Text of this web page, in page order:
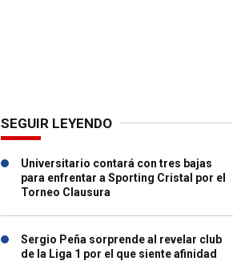
SEGUIR LEYENDO
Universitario contará con tres bajas
para enfrentar a Sporting Cristal por el
Torneo Clausura
Sergio Peña sorprende al revelar club
de la Liga 1 por el que siente afinidad